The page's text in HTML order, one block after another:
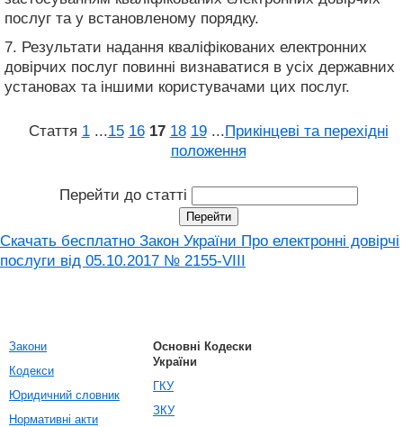
послуг та у встановленому порядку.
7. Результати надання кваліфікованих електронних
довірчих послуг повинні визнаватися в усіх державних
установах та іншими користувачами цих послуг.
Стаття 1 ...15 16 17 18 19 ...Прикінцеві та перехідні
положення
Перейти до статті
Скачать бесплатно Закон України Про електронні довірчі
послуги від 05.10.2017 № 2155-VIII
Закони
Кодекси
Юридичний словник
Нормативні акти
Основні Кодески
України
ГКУ
ЗКУ